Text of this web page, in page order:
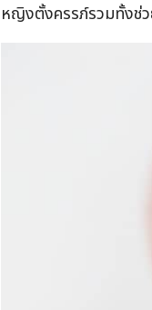
หญิงตั้งครรภ์รวมทั้งช่